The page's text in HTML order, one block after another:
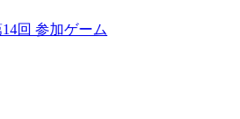
回 参加ゲーム